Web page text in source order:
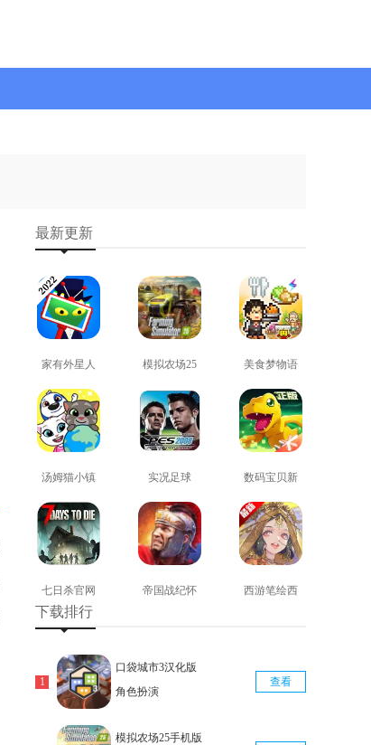
最新更新
家有外星人
免费版
查看
模拟农场25
免费版
查看
美食梦物语
正版
查看
汤姆猫小镇
免费版
查看
实况足球
2008安卓版
查看
数码宝贝新
世纪免费版
查看
七日杀官网
版
查看
帝国战纪怀
西游笔绘西
下载排行
口袋城市3汉化版
角色扮演
查看
模拟农场25手机版